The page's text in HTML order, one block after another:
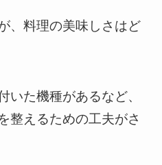
、料理の美味しさはど
いた機種があるなど、
整えるための工夫がさ